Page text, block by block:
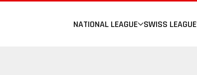
NATIONAL LEAGUE SWISS LEAGUE